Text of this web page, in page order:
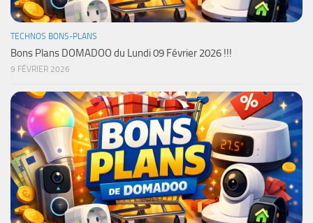
TECHNOS BONS-PLANS
Bons Plans DOMADOO du Lundi 09 Février 2026 !!!
9 FÉVRIER 2026